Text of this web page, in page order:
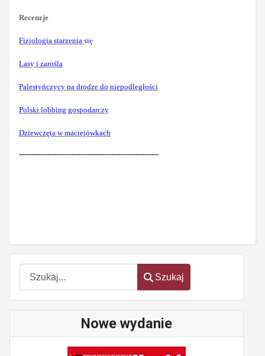
Szukaj
Szukaj
Nowe wydanie
Recenzje
Fizjologia starzenia się
Lasy i zarośla
Palestyńczycy na drodze do niepodległości
Polski lobbing gospodarczy
Dziewczęta w maciejówkach
-----------------------------------------------------------